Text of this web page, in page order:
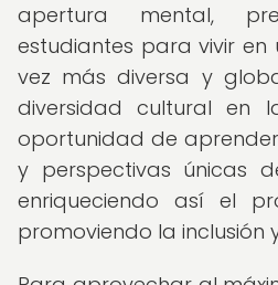
apertura mental,
estudiantes para vivir
vez más diversa y
diversidad cultural en
oportunidad de
y perspectivas únicas
enriqueciendo así el
promoviendo la inclusión